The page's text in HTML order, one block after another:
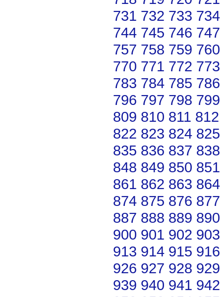
731 732 733 734
744 745 746 747
757 758 759 760
770 771 772 773
783 784 785 786
796 797 798 799
809 810 811 812
822 823 824 825
835 836 837 838
848 849 850 851
861 862 863 864
874 875 876 877
887 888 889 890
900 901 902 903
913 914 915 916
926 927 928 929
939 940 941 942